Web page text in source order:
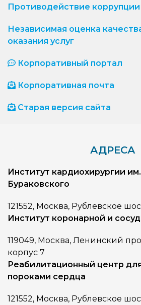
Противодействие коррупции
Независимая оценка
оказания услуг
Корпоративный портал
Корпоративная почта
Старая версия сайта
АДРЕСА
Институт кардиохирургии
Бураковского
121552, Москва, Рублевское
Институт коронарной и
119049, Москва, Ленинский
корпус 7
Реабилитационный центр
пороками сердца
121552, Москва, Рублевское